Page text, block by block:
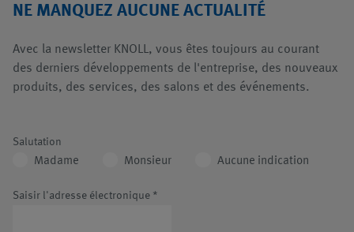
NE MANQUEZ AUCUNE ACTUALITÉ
Avec la newsletter KNOLL, vous êtes toujours au courant
des derniers développements de l'entreprise, des nouveaux
produits, des services, des salons et des événements.
Salutation
Madame Monsieur Aucune indication
Saisir l'adresse électronique *